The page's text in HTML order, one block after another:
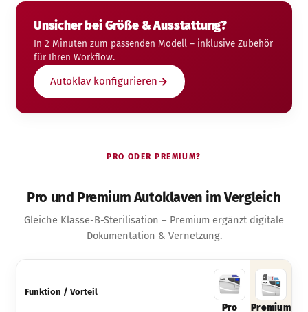
Unsicher bei Größe & Ausstattung?
In 2 Minuten zum passenden Modell – inklusive Zubehör
für Ihren Workflow.
Autoklav konfigurieren
PRO ODER PREMIUM?
Pro und Premium Autoklaven im Vergleich
Gleiche Klasse-B-Sterilisation – Premium ergänzt digitale
Dokumentation & Vernetzung.
Funktion / Vorteil
Pro Premium